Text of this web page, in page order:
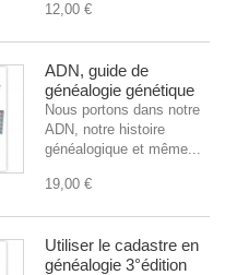
12,00 €
ADN, guide de
généalogie génétique
Nous portons dans notre
ADN, notre histoire
généalogique et même...
19,00 €
Utiliser le cadastre en
généalogie 3°édition